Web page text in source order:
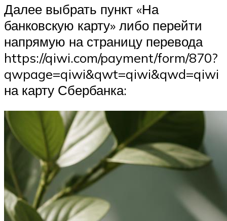
Далее выбрать пункт «На
банковскую карту» либо перейти
напрямую на страницу перевода
https://qiwi.com/payment/form/870?
qwpage=qiwi&qwt=qiwi&qwd=qiwi
на карту Сбербанка: